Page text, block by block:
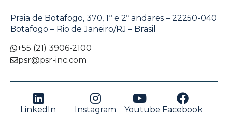
Praia de Botafogo, 370, 1º e 2º andares – 22250-040
Botafogo – Rio de Janeiro/RJ – Brasil
+55 (21) 3906-2100
psr@psr-inc.com
LinkedIn Instagram Youtube Facebook